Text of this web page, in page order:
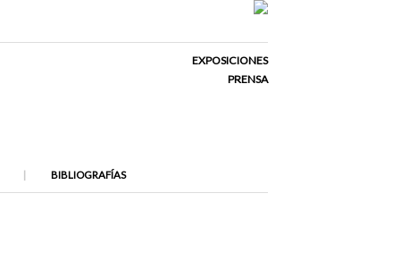
EXPOSICIONES
PRENSA
BIBLIOGRAFÍAS